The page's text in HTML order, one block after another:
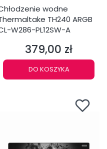
wodne
TH240 ARGB
W286-PL12SW-A
Cena
379,00 zł
DO KOSZYKA